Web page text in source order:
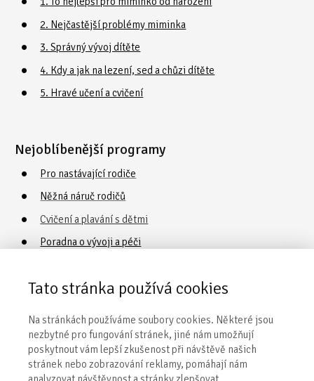
2. Nejčastější problémy miminka
3. Správný vývoj dítěte
4. Kdy a jak na lezení, sed a chůzi dítěte
5. Hravé učení a cvičení
Nejoblíbenější programy
Pro nastávající rodiče
Něžná náruč rodičů
Cvičení a plavání s dětmi
Poradna o vývoji a péči
Obecné informace
Naše centra
Kontakty
Tato stránka používá cookies
Na stránkách používáme soubory cookies. Některé jsou
nezbytné pro fungování stránek, jiné nám umožňují
poskytnout vám lepší zkušenost při návštěvě našich
stránek nebo zobrazování reklamy, pomáhají nám